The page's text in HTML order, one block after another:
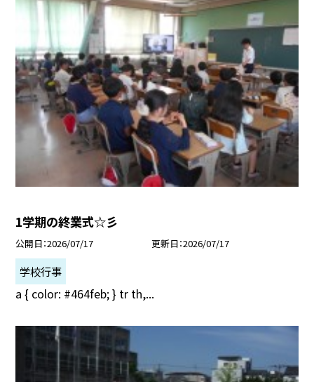
1学期の終業式☆彡
公開日 2026/07/17 更新日 2026/07/17
学校行事
a { color: #464feb; } tr th,...